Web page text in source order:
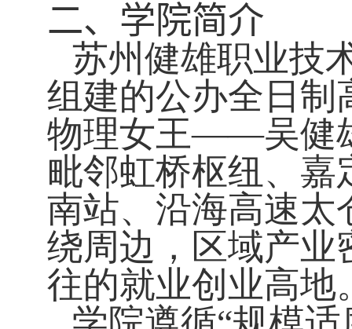
二、学院简介
苏州健雄职业技
组建的公办全日制
物理女王——吴健
毗邻虹桥枢纽、
南站、沿海高速太
绕周边，区域产业
往的就业创业高地